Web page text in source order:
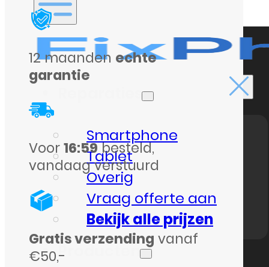
Reparaties
Smartphone
Tablet
Overig
Vraag offerte aan
Bekijk alle prijzen
Producten
128GB
aantal
12 maanden echte
garantie
Voor16:59besteld,
vandaag verstuurd
Gratis verzending vanaf
€50,-